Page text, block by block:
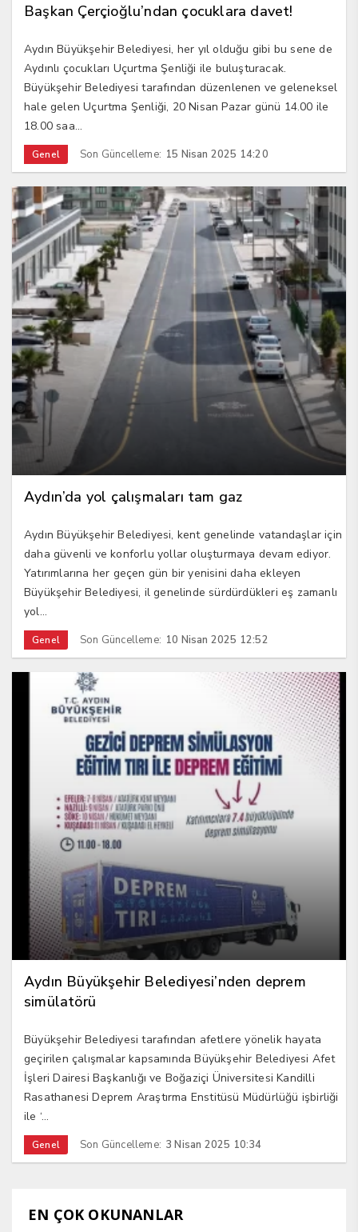
Başkan Çerçioğlu’ndan çocuklara davet!
Aydın Büyükşehir Belediyesi, her yıl olduğu gibi bu sene de
Aydınlı çocukları Uçurtma Şenliği ile buluşturacak.
Büyükşehir Belediyesi tarafından düzenlenen ve geleneksel
hale gelen Uçurtma Şenliği, 20 Nisan Pazar günü 14.00 ile
18.00 saa...
Genel Son Güncelleme: 15 Nisan 2025 14:20
Aydın’da yol çalışmaları tam gaz
Aydın Büyükşehir Belediyesi, kent genelinde vatandaşlar için
daha güvenli ve konforlu yollar oluşturmaya devam ediyor.
Yatırımlarına her geçen gün bir yenisini daha ekleyen
Büyükşehir Belediyesi, il genelinde sürdürdükleri eş zamanlı
yol...
Genel Son Güncelleme: 10 Nisan 2025 12:52
Aydın Büyükşehir Belediyesi’nden deprem
simülatörü
Büyükşehir Belediyesi tarafından afetlere yönelik hayata
geçirilen çalışmalar kapsamında Büyükşehir Belediyesi Afet
İşleri Dairesi Başkanlığı ve Boğaziçi Üniversitesi Kandilli
Rasathanesi Deprem Araştırma Enstitüsü Müdürlüğü işbirliği
ile ‘...
Genel Son Güncelleme: 3 Nisan 2025 10:34
EN ÇOK OKUNANLAR